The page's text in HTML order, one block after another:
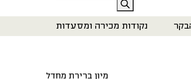
נקודות מכירה ומסעדות